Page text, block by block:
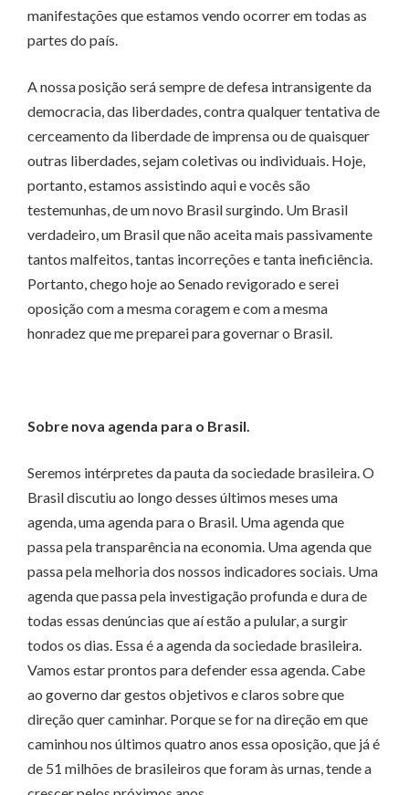
manifestações que estamos vendo ocorrer em todas as
partes do país.
A nossa posição será sempre de defesa intransigente da
democracia, das liberdades, contra qualquer tentativa de
cerceamento da liberdade de imprensa ou de quaisquer
outras liberdades, sejam coletivas ou individuais. Hoje,
portanto, estamos assistindo aqui e vocês são
testemunhas, de um novo Brasil surgindo. Um Brasil
verdadeiro, um Brasil que não aceita mais passivamente
tantos malfeitos, tantas incorreções e tanta ineficiência.
Portanto, chego hoje ao Senado revigorado e serei
oposição com a mesma coragem e com a mesma
honradez que me preparei para governar o Brasil.
Sobre nova agenda para o Brasil.
Seremos intérpretes da pauta da sociedade brasileira. O
Brasil discutiu ao longo desses últimos meses uma
agenda, uma agenda para o Brasil. Uma agenda que
passa pela transparência na economia. Uma agenda que
passa pela melhoria dos nossos indicadores sociais. Uma
agenda que passa pela investigação profunda e dura de
todas essas denúncias que aí estão a pulular, a surgir
todos os dias. Essa é a agenda da sociedade brasileira.
Vamos estar prontos para defender essa agenda. Cabe
ao governo dar gestos objetivos e claros sobre que
direção quer caminhar. Porque se for na direção em que
caminhou nos últimos quatro anos essa oposição, que já é
de 51 milhões de brasileiros que foram às urnas, tende a